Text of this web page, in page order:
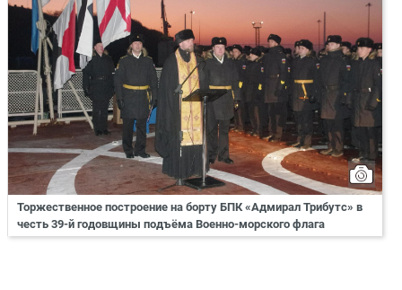
Торжественное построение на борту БПК «Адмирал Трибутс» в
честь 39-й годовщины подъёма Военно-морского флага